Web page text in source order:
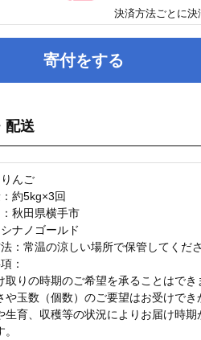
寄付をする
配送
んご
約5kg×3回
秋田県横手市
ナノゴールド
：常温の涼しい場所で保管してくださ
：
取りの時期のご希望を承ることはでき
や玉数（個数）のご要望はお受けでき
生育、収穫等の状況によりお届け時
決済方法ごとに決